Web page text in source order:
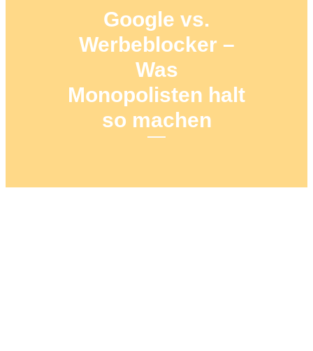
Google vs.
Werbeblocker –
Was
Monopolisten halt
so machen